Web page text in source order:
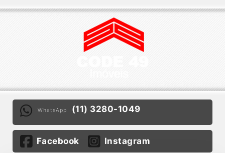
WhatsApp (11) 3280-1049
Facebook Instagram